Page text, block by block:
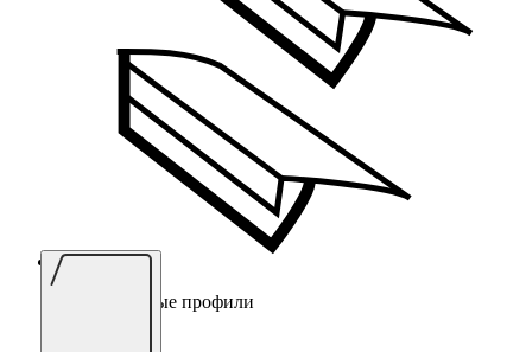
Водоотводные профили